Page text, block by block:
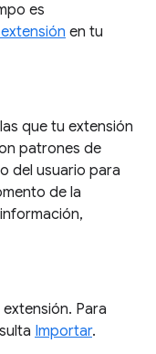
es
en tu
que tu extensión
patrones de
del usuario para
de la
Para
Importar.